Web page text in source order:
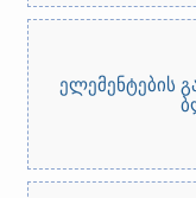
ელემენტების